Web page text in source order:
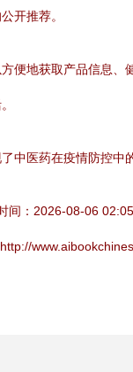
开推荐。
地获取产品信息
中医药在疫情防控中
间：2026-08-06